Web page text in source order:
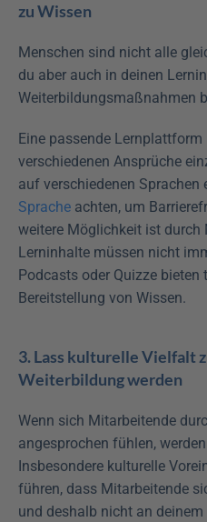
zu Wissen
Menschen sind nicht alle
du aber auch in deinen
Weiterbildungsmaßnahmen
Eine passende
verschiedenen Ansprüche
auf verschiedenen Sprachen
Sprache achten, um
weitere Möglichkeit ist durch
Lerninhalte müssen nicht
Podcasts oder Quizze
Bereitstellung von Wissen.
3. Lass kulturelle Vielfalt
Weiterbildung werden
Wenn sich Mitarbeitende
angesprochen fühlen,
Insbesondere kulturelle
führen, dass Mitarbeitende
und deshalb nicht an